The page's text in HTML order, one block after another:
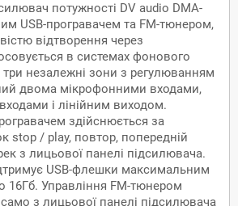
потужності DV audio DMA-
USB-програвачем та FM-тюнером,
відтворення через
в системах фонового
незалежні зони з регулюванням
двома мікрофонними входами,
і лінійним виходом.
здійснюється за
stop / play, повтор, попередній
з лицьової панелі підсилювача.
USB-флешки максимальним
16Гб. Управління FM-тюнером
з лицьової панелі підсилювача